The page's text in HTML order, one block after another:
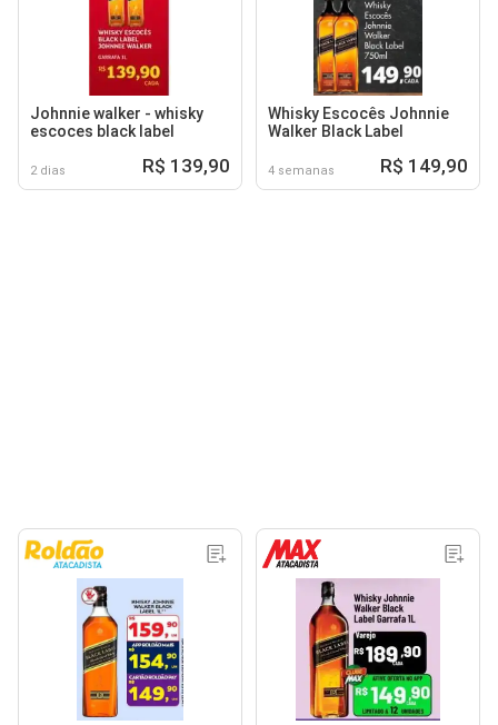
Johnnie walker - whisky
escoces black label
2 dias R$ 139,90
Whisky Escocês Johnnie
Walker Black Label
4 semanas R$ 149,90